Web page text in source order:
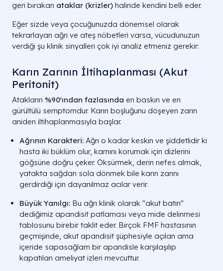
geri bırakan ataklar (krizler) halinde kendini belli eder.
Eğer sizde veya çocuğunuzda dönemsel olarak
tekrarlayan ağrı ve ateş nöbetleri varsa, vücudunuzun
verdiği şu klinik sinyalleri çok iyi analiz etmeniz gerekir:
Karın Zarının İltihaplanması (Akut
Peritonit)
Atakların %90'ından fazlasında en baskın ve en
gürültülü semptomdur. Karın boşluğunu döşeyen zarın
aniden iltihaplanmasıyla başlar.
Ağrının Karakteri: Ağrı o kadar keskin ve şiddetlidir ki
hasta iki büklüm olur, karnını korumak için dizlerini
göğsüne doğru çeker. Öksürmek, derin nefes almak,
yatakta sağdan sola dönmek bile karın zarını
gerdirdiği için dayanılmaz acılar verir.
Büyük Yanılgı: Bu ağrı klinik olarak "akut batın"
dediğimiz apandisit patlaması veya mide delinmesi
tablosunu birebir taklit eder. Birçok FMF hastasının
geçmişinde, akut apandisit şüphesiyle açılan ama
içeride sapasağlam bir apandisle karşılaşılıp
kapatılan ameliyat izleri mevcuttur.